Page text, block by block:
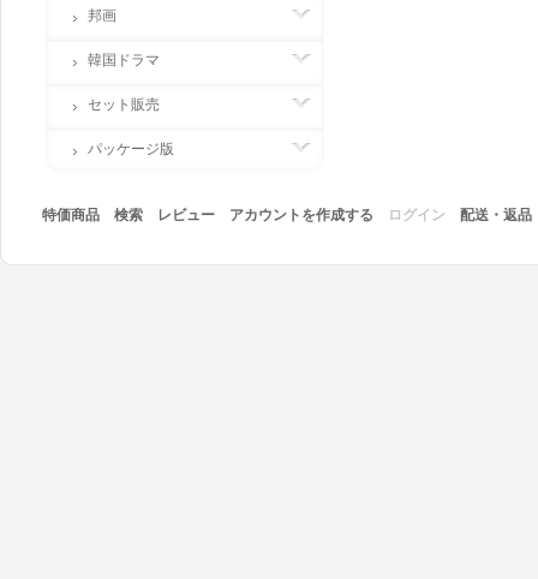
邦画
韓国ドラマ
セット販売
パッケージ版
特価商品 検索 レビュー アカウントを作成する ログイン 配送・返品